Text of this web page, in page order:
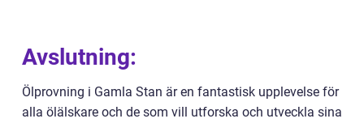
Avslutning:
Ölprovning i Gamla Stan är en fantastisk upplevelse för
alla ölälskare och de som vill utforska och utveckla sina